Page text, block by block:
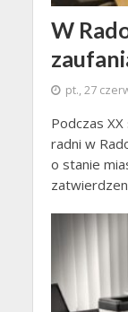
W
pt., 27
Podczas
radni w
o stanie